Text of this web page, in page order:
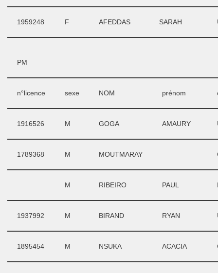
1959248 F AFEDDAS SARAH
PM
n°licence sexe NOM prénom
1916526 M GOGA AMAURY
1789368 M MOUTMARAY
M RIBEIRO PAUL
1937992 M BIRAND RYAN
1895454 M NSUKA ACACIA